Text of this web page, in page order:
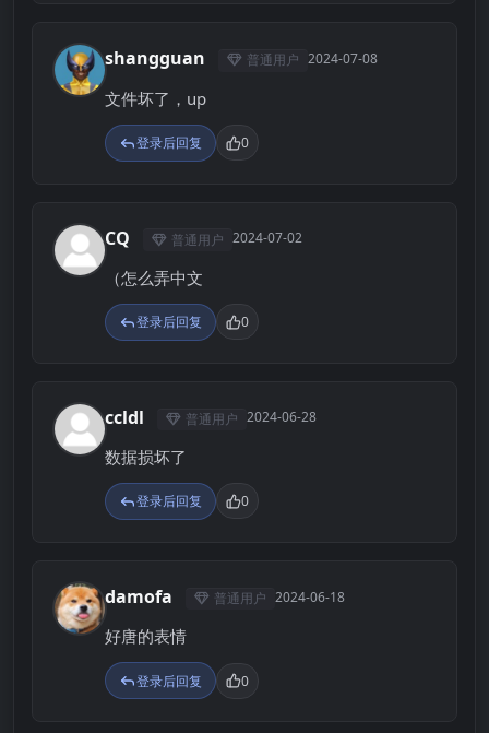
S shangguan 普通用户 2024-07-08
文件坏了，up
登录后回复 0
C CQ 普通用户 2024-07-02
（怎么弄中文
登录后回复 0
C ccldl 普通用户 2024-06-28
数据损坏了
登录后回复 0
D damofa 普通用户 2024-06-18
好唐的表情
登录后回复 0